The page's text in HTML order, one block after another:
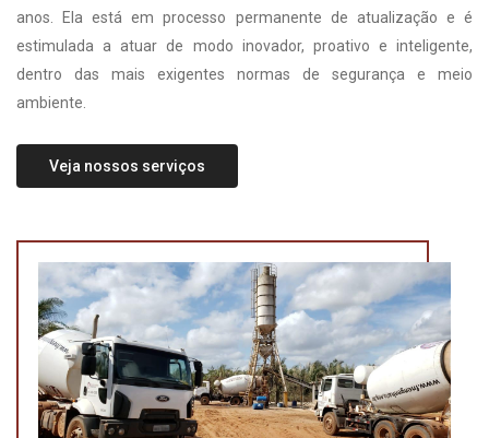
anos. Ela está em processo permanente de atualização e é
estimulada a atuar de modo inovador, proativo e inteligente,
dentro das mais exigentes normas de segurança e meio
ambiente.
Veja nossos serviços